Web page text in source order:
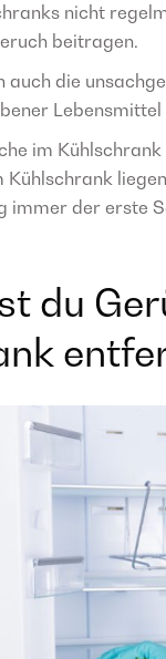
nicht
beitragen.
auch die
im
immer der erste
du